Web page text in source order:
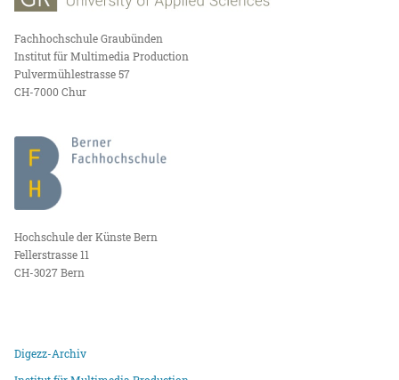
Fachhochschule Graubünden
Institut für Multimedia Production
Pulvermühlestrasse 57
CH-7000 Chur
Hochschule der Künste Bern
Fellerstrasse 11
CH-3027 Bern
Digezz-Archiv